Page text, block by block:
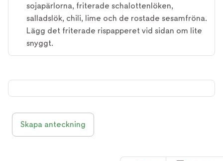
sojapärlorna, friterade schalottenlöken,
salladslök, chili, lime och de rostade sesamfröna.
Lägg det friterade rispapperet vid sidan om lite
snyggt.
Skapa anteckning